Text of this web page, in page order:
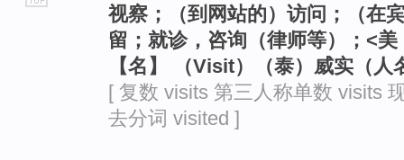
视察；（到网站的）访问；（在
留；就诊，咨询（律师等）；<
【名】 （Visit）（泰）威实（人
[ 复数 visits 第三人称单数 visits
去分词 visited ]